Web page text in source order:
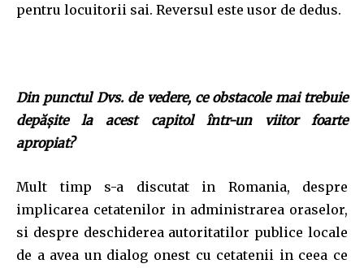
conversation.
To subscribe, simply enter your email address on our website
or click the subscribe button below. Don't worry, we respect
safe with us.
pentru locuitorii sai. Reversul este usor de dedus.
Din punctul Dvs. de vedere, ce obstacole mai trebuie
depăşite la acest capitol într-un viitor foarte
apropiat?
Mult timp s-a discutat in Romania, despre
implicarea cetatenilor in administrarea oraselor,
si despre deschiderea autoritatilor publice locale
de a avea un dialog onest cu cetatenii in ceea ce